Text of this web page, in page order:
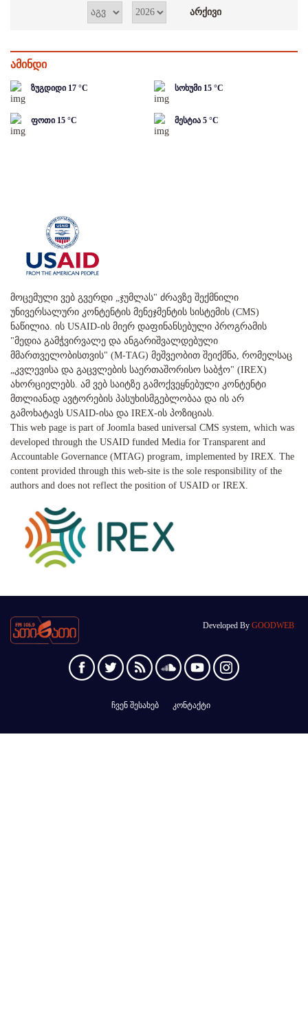
ამინდი
ზუგდიდი 17 °C სოხუმი 15 °C
ფოთი 15 °C მესტია 5 °C
მოცემული ვებ გვერდი „ჯუმლას" ძრავზე შექმნილი
უნივერსალური კონტენტის მენეჯმენტის სისტემის (CMS)
ნაწილია. ის USAID-ის მიერ დაფინანსებული პროგრამის
"მედია გამჭვირვალე და ანგარიშვალდებული
მმართველობისთვის" (M-TAG) მეშვეობით შეიქმნა, რომელსაც
„კვლევისა და გაცვლების საერთაშორისო საბჭო" (IREX)
ახორციელებს. ამ ვებ საიტზე გამოქვეყნებული კონტენტი
მთლიანად ავტორების პასუხისმგებლობაა და ის არ
გამოხატავს USAID-ისა და IREX-ის პოზიციას.
This web page is part of Joomla based universal CMS system, which was
developed through the USAID funded Media for Transparent and
Accountable Governance (MTAG) program, implemented by IREX. The
content provided through this web-site is the sole responsibility of the
authors and does not reflect the position of USAID or IREX.
Developed By GOODWEB
ჩვენ შესახებ კონტაქტი